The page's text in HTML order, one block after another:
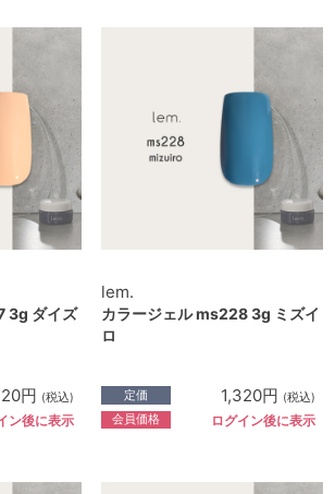
3g ダイズ
円 (税込)
ン後に表示
lem.
カラージェル ms228 3g ミズイ
ロ
定価 1,320円 (税込)
会員価格 ログイン後に表示